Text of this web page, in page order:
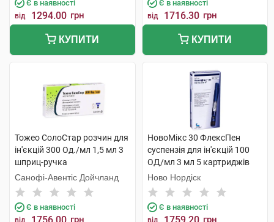
Є в наявності
від 1294.00 грн
КУПИТИ
Є в наявності
від 1716.30 грн
КУПИТИ
Тожео СолоСтар розчин для
ін'єкцій 300 Од./мл 1,5 мл 3
шприц-ручка
Санофі-Авентіс Дойчланд
Є в наявності
від грн
НовоМікс 30 ФлексПен
суспензія для ін'єкцій 100
ОД/мл 3 мл 5 картриджів
Ново Нордіск
Є в наявності
від грн